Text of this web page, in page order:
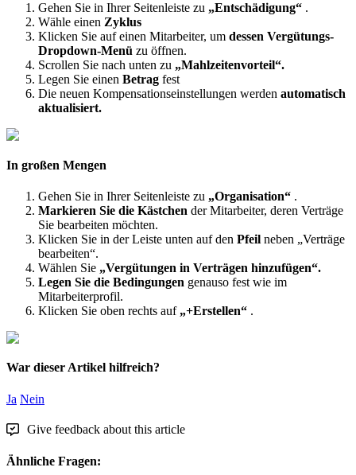
Gehen Sie in Ihrer Seitenleiste zu „Entschädigung“ .
Wähle einen Zyklus
Klicken Sie auf einen Mitarbeiter, um dessen Vergütungs-
Dropdown-Menü zu öffnen.
Scrollen Sie nach unten zu „Mahlzeitenvorteil“.
Legen Sie einen Betrag fest
Die neuen Kompensationseinstellungen werden automatisch
aktualisiert.
In großen Mengen
Gehen Sie in Ihrer Seitenleiste zu „Organisation“ .
Markieren Sie die Kästchen der Mitarbeiter, deren Verträge
Sie bearbeiten möchten.
Klicken Sie in der Leiste unten auf den Pfeil neben „Verträge
bearbeiten“.
Wählen Sie „Vergütungen in Verträgen hinzufügen“.
Legen Sie die Bedingungen genauso fest wie im
Mitarbeiterprofil.
Klicken Sie oben rechts auf „+Erstellen“ .
War dieser Artikel hilfreich?
Ja Nein
Give feedback about this article
Ähnliche Fragen: